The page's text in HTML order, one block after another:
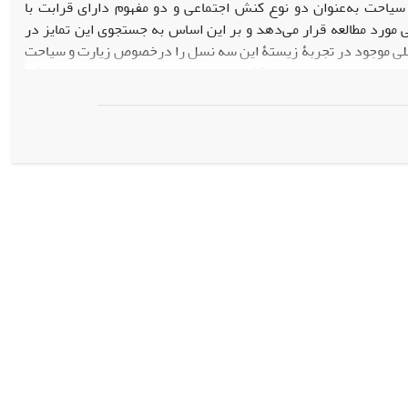
به‌عنوان دو نوع کنش اجتماعی و دو مفهوم دارای قرابت با
مطالعه قرار می‌دهد و بر این اساس به جستجوی این تمایز در
موجود در تجربۀ زیستۀ این سه نسل را درخصوص زیارت و سیاحت
نسل سوم پاسخگویان به مقولۀ زیارت در مقایسه با نسل‌های اول
اماکن مذهبی خارج از کشور وجود دارد. این تمایز میان